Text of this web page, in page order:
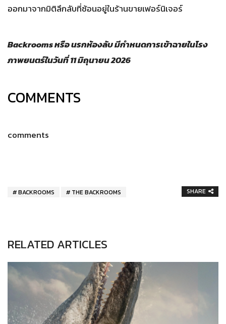
ออกมาจากมิติลึกลับที่ซ้อนอยู่ในร้านขายเฟอร์นิเจอร์
Backrooms หรือ นรกห้องลับ มีกำหนดการเข้าฉายในโรง
ภาพยนตร์ในวันที่ 11 มิถุนายน 2026
COMMENTS
comments
BACKROOMS THE BACKROOMS SHARE
RELATED ARTICLES